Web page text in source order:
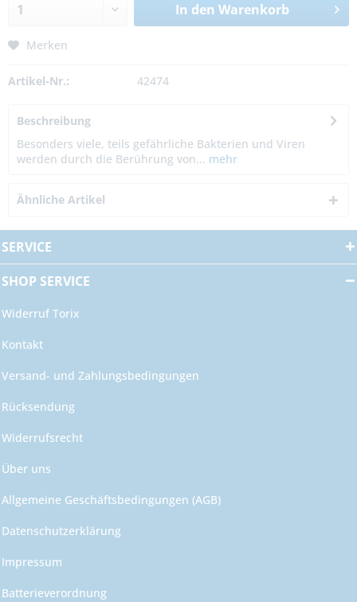
In den Warenkorb
Merken
Artikel-Nr.: 42474
Beschreibung
Besonders viele, teils gefährliche Bakterien und Viren
werden durch die Berührung von... mehr
Ähnliche Artikel
SERVICE
SHOP SERVICE
Widerruf Torix
Kontakt
Versand- und Zahlungsbedingungen
Rücksendung
Widerrufsrecht
Über uns
Allgemeine Geschäftsbedingungen (AGB)
Datenschutzerklärung
Impressum
Batterieverordnung